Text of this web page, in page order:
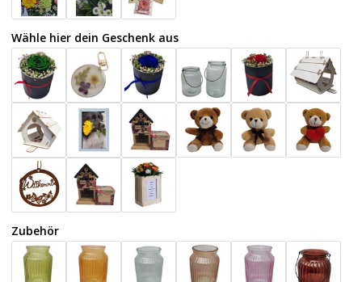
Wähle hier dein Geschenk aus
Zubehör